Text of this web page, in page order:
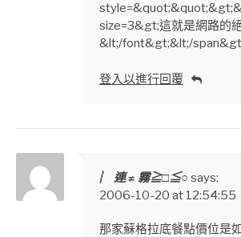
size=3&gt;這就是網路的
&lt;/font&gt;&lt;/
登入以進行回覆
︴ 連 ≠ 霧≧□≦○ says:
2006-10-20 at 12:54:55
那家蘇格拉底餐點價位是